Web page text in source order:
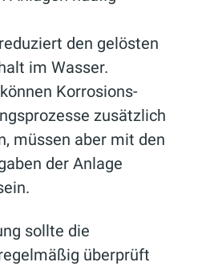
den gelösten
im Wasser.
Korrosions-
zusätzlich
müssen aber mit den
der Anlage
sollte die
überprüft